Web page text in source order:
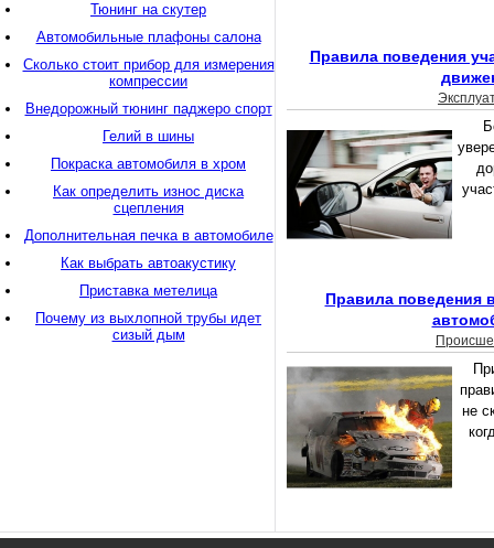
Правила поведения
Правила поведения
не
Тюнинг на скутер
Автомобильные плафоны салона
Сколько стоит прибор для измерения
компрессии
Внедорожный тюнинг паджеро спорт
Гелий в шины
Покраска автомобиля в хром
Как определить износ диска
сцепления
Дополнительная печка в автомобиле
Как выбрать автоакустику
Приставка метелица
Почему из выхлопной трубы идет
сизый дым